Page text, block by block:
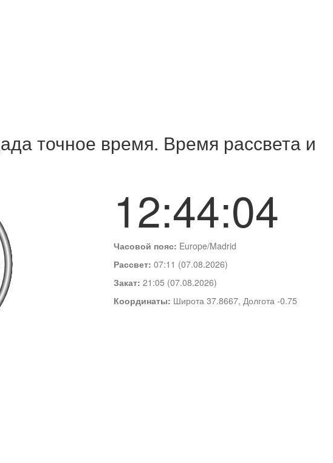
точное время. Время рассвета и
12:44:04
Часовой пояс: Europe/Madrid
Рассвет: 07:11 (07.08.2026)
Закат: 21:05 (07.08.2026)
Координаты: Широта 37.8667, Долгота -0.75